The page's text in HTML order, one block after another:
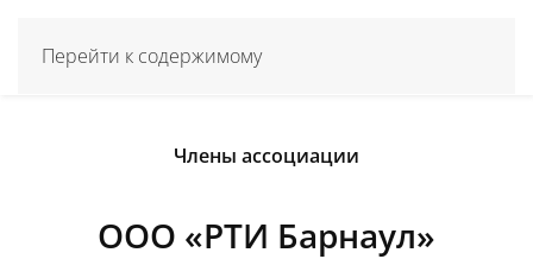
Перейти к содержимому
Члены ассоциации
ООО «РТИ Барнаул»